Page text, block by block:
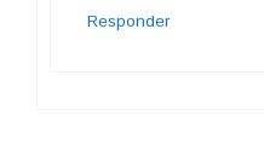
Responder